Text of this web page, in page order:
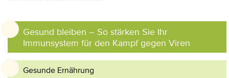
Gesund bleiben – So stärken Sie Ihr
Immunsystem für den Kampf gegen Viren
Gesunde Ernährung